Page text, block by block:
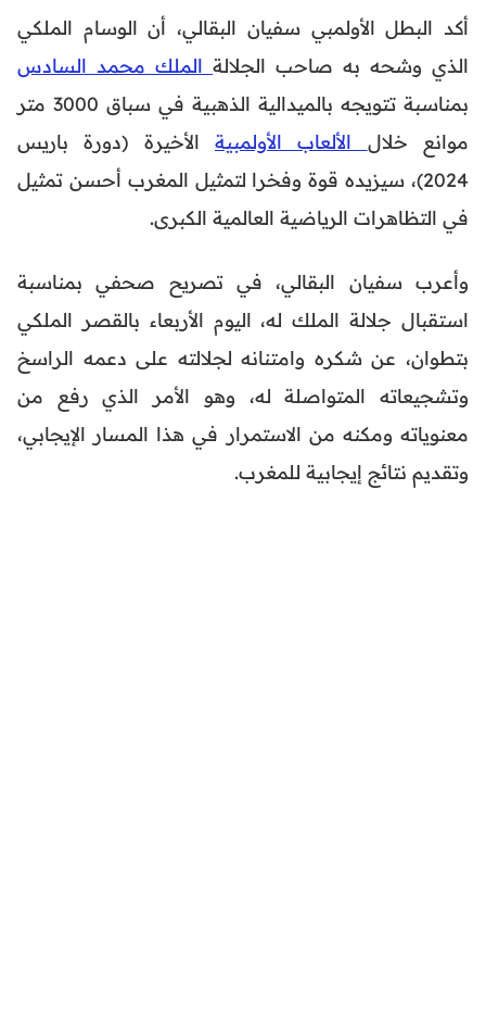
أكد البطل الأولمبي سفيان البقالي، أن الوسام الملكي
الذي وشحه به صاحب الجلالة الملك محمد السادس
بمناسبة تتويجه بالميدالية الذهبية في سباق 3000 متر
موانع خلال الألعاب الأولمبية الأخيرة (دورة باريس
2024)، سيزيده قوة وفخرا لتمثيل المغرب أحسن تمثيل
في التظاهرات الرياضية العالمية الكبرى.
وأعرب سفيان البقالي، في تصريح صحفي بمناسبة
استقبال جلالة الملك له، اليوم الأربعاء بالقصر الملكي
بتطوان، عن شكره وامتنانه لجلالته على دعمه الراسخ
وتشجيعاته المتواصلة له، وهو الأمر الذي رفع من
معنوياته ومكنه من الاستمرار في هذا المسار الإيجابي،
وتقديم نتائج إيجابية للمغرب.